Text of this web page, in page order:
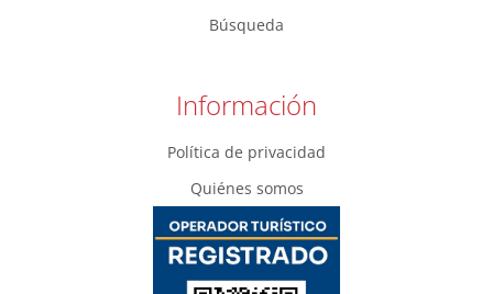
Búsqueda
Información
Política de privacidad
Quiénes somos